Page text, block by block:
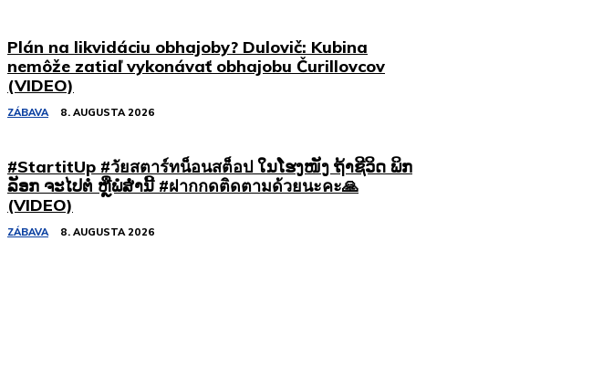
Plán na likvidáciu obhajoby? Dulovič: Kubina
nemôže zatiaľ vykonávať obhajobu Čurillovcov
(VIDEO)
ZÁBAVA 8. AUGUSTA 2026
#StartitUp #วัยสตาร์ทน็อนสต็อป ໃນໂຮງໜັງ ຖ້າຊີວິດ ພິກ
ລັອກ ຈະໄປຕໍ່ ຫຼືພໍສໍ່ານີ້ #ฝากกดติดตามด้วยนะคะ🙏
(VIDEO)
ZÁBAVA 8. AUGUSTA 2026